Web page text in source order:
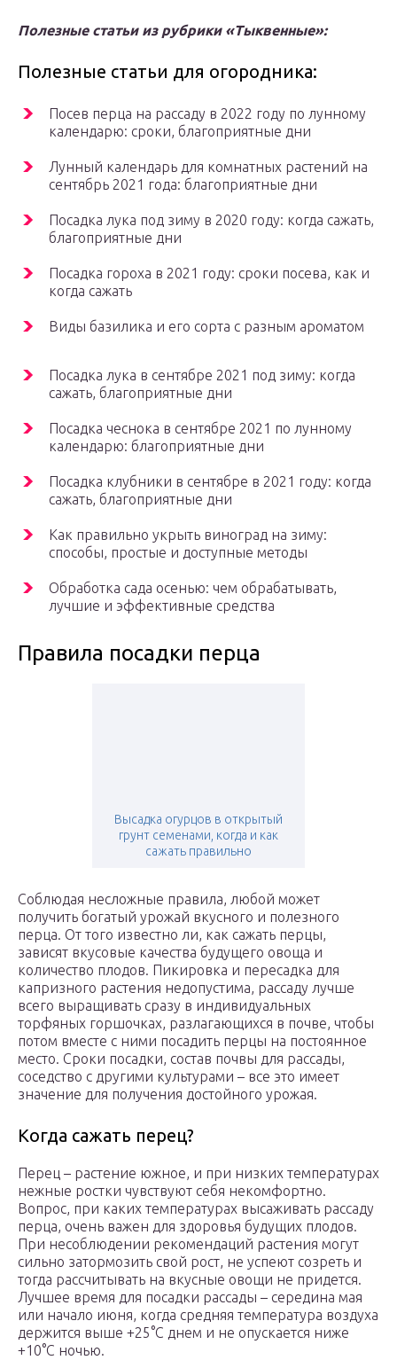
Полезные статьи из рубрики «Тыквенные»:
Полезные статьи для огородника:
Посев перца на рассаду в 2022 году по лунному
календарю: сроки, благоприятные дни
Лунный календарь для комнатных растений на
сентябрь 2021 года: благоприятные дни
Посадка лука под зиму в 2020 году: когда сажать,
благоприятные дни
Посадка гороха в 2021 году: сроки посева, как и
когда сажать
Виды базилика и его сорта с разным ароматом
Посадка лука в сентябре 2021 под зиму: когда
сажать, благоприятные дни
Посадка чеснока в сентябре 2021 по лунному
календарю: благоприятные дни
Посадка клубники в сентябре в 2021 году: когда
сажать, благоприятные дни
Как правильно укрыть виноград на зиму:
способы, простые и доступные методы
Обработка сада осенью: чем обрабатывать,
лучшие и эффективные средства
Правила посадки перца
Высадка огурцов в открытый
грунт семенами, когда и как
сажать правильно
Соблюдая несложные правила, любой может
получить богатый урожай вкусного и полезного
перца. От того известно ли, как сажать перцы,
зависят вкусовые качества будущего овоща и
количество плодов. Пикировка и пересадка для
капризного растения недопустима, рассаду лучше
всего выращивать сразу в индивидуальных
торфяных горшочках, разлагающихся в почве, чтобы
потом вместе с ними посадить перцы на постоянное
место. Сроки посадки, состав почвы для рассады,
соседство с другими культурами – все это имеет
значение для получения достойного урожая.
Когда сажать перец?
Перец – растение южное, и при низких температурах
нежные ростки чувствуют себя некомфортно.
Вопрос, при каких температурах высаживать рассаду
перца, очень важен для здоровья будущих плодов.
При несоблюдении рекомендаций растения могут
сильно затормозить свой рост, не успеют созреть и
тогда рассчитывать на вкусные овощи не придется.
Лучшее время для посадки рассады – середина мая
или начало июня, когда средняя температура воздуха
держится выше +25°С днем и не опускается ниже
+10°С ночью.